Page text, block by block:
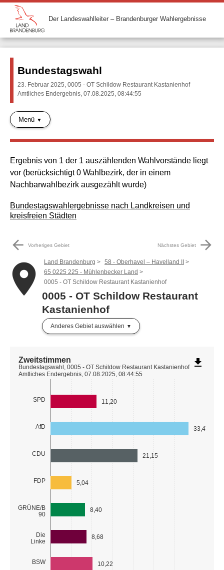
Der Landeswahlleiter – Brandenburger Wahlergebnisse
Bundestagswahl
23. Februar 2025, 0005 - OT Schildow Restaurant Kastanienhof
Amtliches Endergebnis, 07.08.2025, 08:44:55
Menü
Ergebnis von 1 der 1 auszählenden Wahlvorstände liegt
vor (berücksichtigt 0 Wahlbezirk, der in einem
Nachbarwahlbezirk ausgezählt wurde)
Bundestagswahlergebnisse nach Landkreisen und
kreisfreien Städten
arrow_back Vorheriges Gebiet Nächstes Gebiet arrow_forward
place Land Brandenburg
58 - Oberhavel – Havelland II
65 0225 225 - Mühlenbecker Land
0005 - OT Schildow Restaurant Kastanienhof
0005 - OT Schildow Restaurant
Kastanienhof
Anderes Gebiet auswählen
SPD
AfD
CDU
FDP
GRÜNE/B
90
Die
Linke
BSW
11,20
33,47
21,15
5,04
8,40
8,68
10,22
Zweitstimmen
Bundestagswahl, 0005 - OT Schildow Restaurant Kastanienhof
Amtliches Endergebnis, 07.08.2025, 08:44:55
file_download